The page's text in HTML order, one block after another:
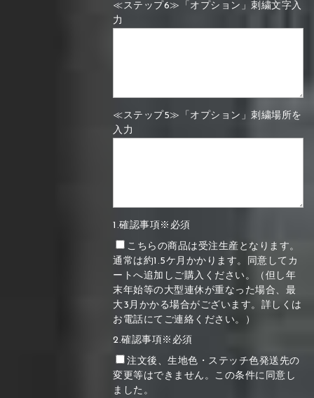
≪ステップ6≫「オプション」刺繍文字入
力
≪ステップ5≫「オプション」刺繍場所を
入力
1.確認事項※必須
こちらの商品は受注生産となります。
通常は約1.5ケ月かかります。同意してカ
ートへ追加しご購入ください。（但し年
末年始等の大型連休が重なった場合、最
大3月かかる場合がございます。詳しくは
お電話にてご連絡ください。）
2.確認事項※必須
注文後、生地色・ステッチ色発送先の
変更等はできません。この条件に同意し
ました。